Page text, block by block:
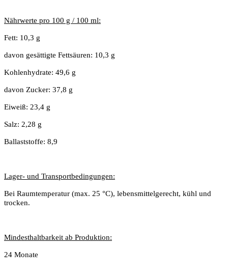
Nährwerte pro 100 g / 100 ml:
Fett: 10,3 g
davon gesättigte Fettsäuren: 10,3 g
Kohlenhydrate: 49,6 g
davon Zucker: 37,8 g
Eiweiß: 23,4 g
Salz: 2,28 g
Ballaststoffe: 8,9
Lager- und Transportbedingungen:
Bei Raumtemperatur (max. 25 °C), lebensmittelgerecht, kühl und
trocken.
Mindesthaltbarkeit ab Produktion:
24 Monate